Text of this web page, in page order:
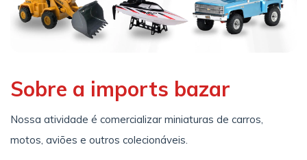
Sobre a imports bazar
Nossa atividade é comercializar miniaturas de carros,
motos, aviões e outros colecionáveis.